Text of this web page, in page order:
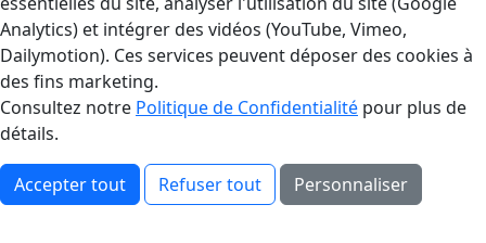
Analytics) et intégrer des vidéos (YouTube, Vimeo,
Dailymotion). Ces services peuvent déposer des cookies à
des fins marketing.
Consultez notre Politique de Confidentialité pour plus de
détails.
Accepter tout Refuser tout Personnaliser